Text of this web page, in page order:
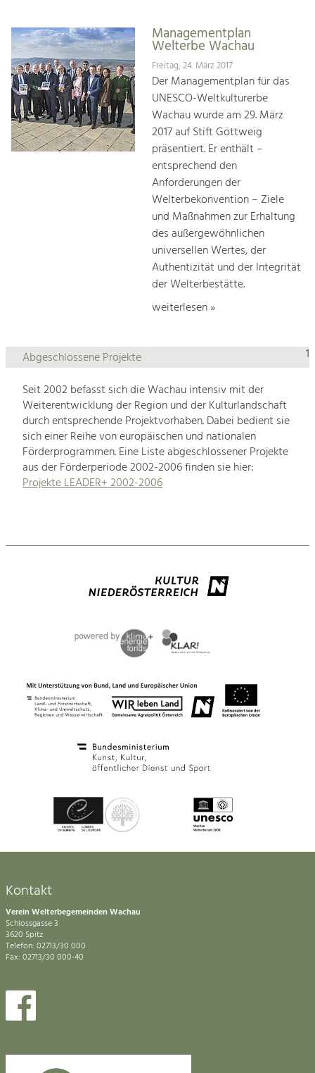
Managementplan
Welterbe Wachau
Freitag, 24. März 2017
Der Managementplan für das
UNESCO-Weltkulturerbe
Wachau wurde am 29. März
2017 auf Stift Göttweig
präsentiert. Er enthält –
entsprechend den
Anforderungen der
Welterbekonvention – Ziele
und Maßnahmen zur Erhaltung
des außergewöhnlichen
universellen Wertes, der
Authentizität und der Integrität
der Welterbestätte.
weiterlesen »
1
Abgeschlossene Projekte
Seit 2002 befasst sich die Wachau intensiv mit der
Weiterentwicklung der Region und der Kulturlandschaft
durch entsprechende Projektvorhaben. Dabei bedient sie
sich einer Reihe von europäischen und nationalen
Förderprogrammen. Eine Liste abgeschlossener Projekte
aus der Förderperiode 2002-2006 finden sie hier:
Projekte LEADER+ 2002-2006
Kontakt
Verein Welterbegemeinden Wachau
Schlossgasse 3
3620 Spitz
Telefon: 02713/30 000
Fax: 02713/30 000-40